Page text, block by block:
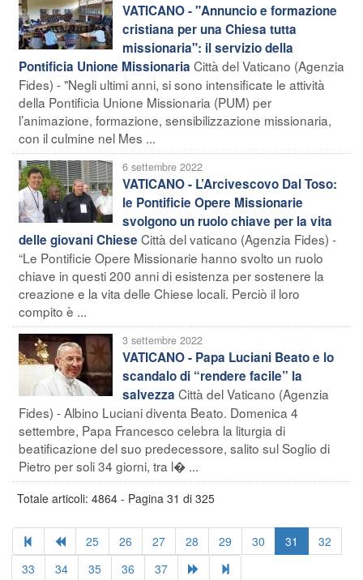
VATICANO - "Annuncio e formazione
cristiana per una Chiesa tutta
missionaria": il servizio della
Pontificia Unione Missionaria Città del Vaticano (Agenzia
Fides) - "Negli ultimi anni, si sono intensificate le attività
della Pontificia Unione Missionaria (PUM) per
l’animazione, formazione, sensibilizzazione missionaria,
con il culmine nel Mes ...
6 settembre 2022
VATICANO - L’Arcivescovo Dal Toso:
le Pontificie Opere Missionarie
svolgono un ruolo chiave per la vita
delle giovani Chiese Città del vaticano (Agenzia Fides) -
“Le Pontificie Opere Missionarie hanno svolto un ruolo
chiave in questi 200 anni di esistenza per sostenere la
creazione e la vita delle Chiese locali. Perciò il loro
compito è ...
3 settembre 2022
VATICANO - Papa Luciani Beato e lo
scandalo di “rendere facile” la
salvezza Città del Vaticano (Agenzia
Fides) - Albino Luciani diventa Beato. Domenica 4
settembre, Papa Francesco celebra la liturgia di
beatificazione del suo predecessore, salito sul Soglio di
Pietro per soli 34 giorni, tra l� ...
Totale articoli: 4864 - Pagina 31 di 325
25 26 27 28 29 30 31
32
33
34 35 36 37